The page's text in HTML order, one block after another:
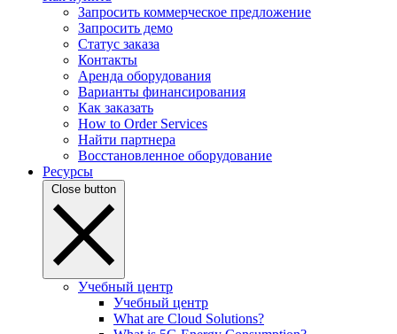
Запросить коммерческое предложение
Запросить демо
Статус заказа
Контакты
Аренда оборудования
Варианты финансирования
Как заказать
How to Order Services
Найти партнера
Восстановленное оборудование
Ресурсы
Close button
Учебный центр
Учебный центр
What are Cloud Solutions?